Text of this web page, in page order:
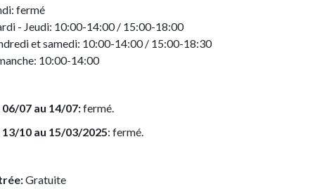
fermé
- Jeudi: 10:00-14:00 / 15:00-18:00
et samedi: 10:00-14:00 / 15:00-18:30
10:00-14:00
06/07 au 14/07:fermé.
13/10 au 15/03/2025: fermé.
Gratuite